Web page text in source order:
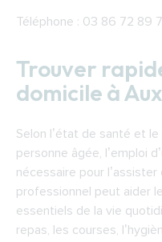
Téléphone : 03 86 72 89
Trouver
domicile à
Selon l’état de santé et le
personne âgée, l’emploi
nécessaire pour
professionnel peut aider
essentiels de la vie
repas, les courses,